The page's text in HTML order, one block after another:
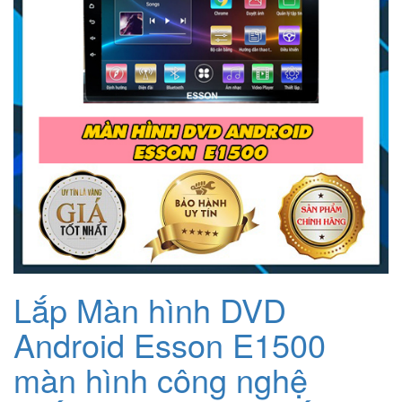
Lắp Màn hình DVD
Android Esson E1500
màn hình công nghệ